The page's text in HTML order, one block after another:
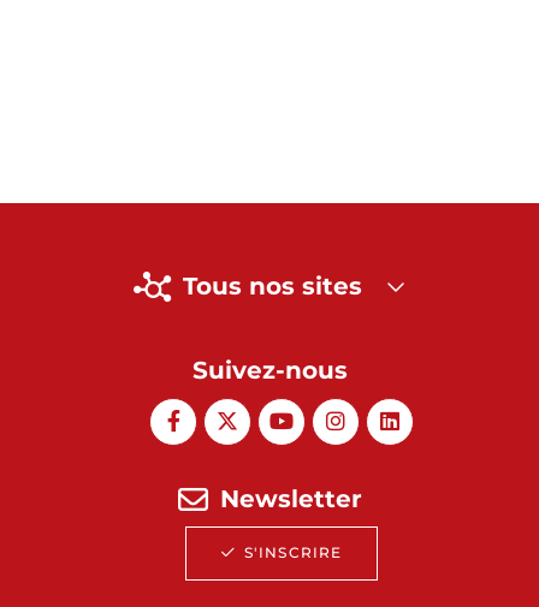
Tous nos sites
Suivez-nous
Newsletter
S'INSCRIRE